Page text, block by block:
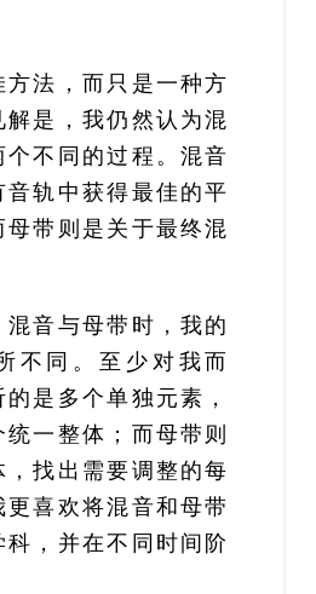
法，而只是一种方
是，我仍然认为混
不同的过程。混音
轨中获得最佳的平
带则是关于最终混
音与母带时，我的
不同。至少对我而
是多个单独元素，
一整体；而母带则
找出需要调整的每
喜欢将混音和母带
，并在不同时间阶